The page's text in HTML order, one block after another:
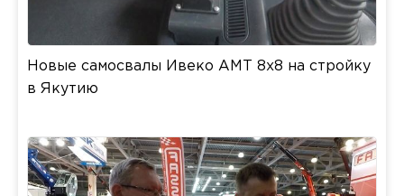
Новые самосвалы Ивеко АМТ 8х8 на стройку
в Якутию